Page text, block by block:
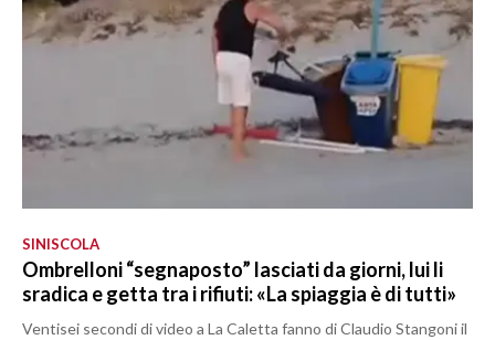
SINISCOLA
Ombrelloni “segnaposto” lasciati da giorni, lui li
sradica e getta tra i rifiuti: «La spiaggia è di tutti»
Ventisei secondi di video a La Caletta fanno di Claudio Stangoni il